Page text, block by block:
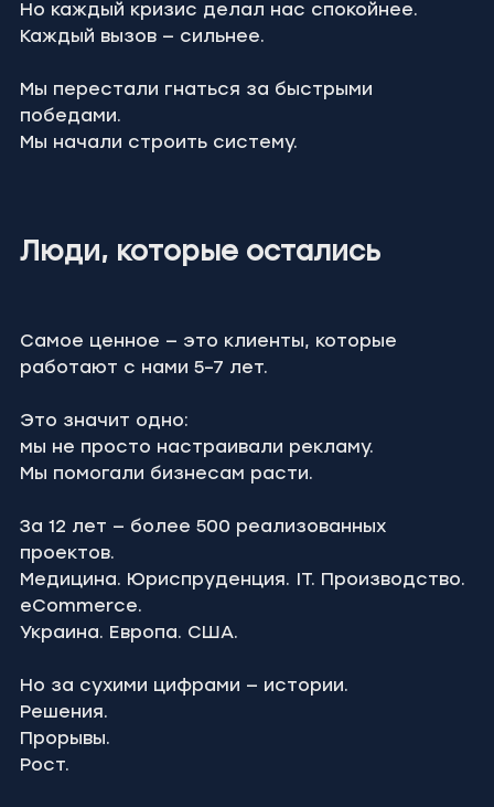
Но каждый кризис делал нас спокойнее.
Каждый вызов — сильнее.
Мы перестали гнаться за быстрыми
победами.
Мы начали строить систему.
Люди, которые остались
Самое ценное — это клиенты, которые
работают с нами 5–7 лет.
Это значит одно:
мы не просто настраивали рекламу.
Мы помогали бизнесам расти.
За 12 лет — более 500 реализованных
проектов.
Медицина. Юриспруденция. IT. Производство.
eCommerce.
Украина. Европа. США.
Но за сухими цифрами — истории.
Решения.
Прорывы.
Рост.